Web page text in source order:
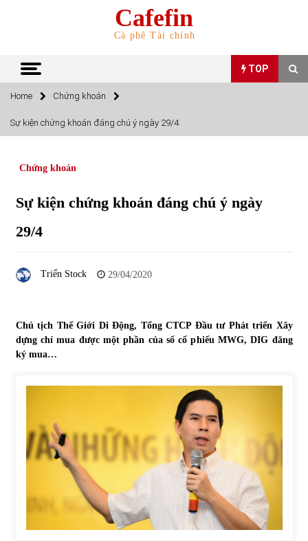
Cafefin
Cà phê Tài chính
TOP
TOP
Top 10 mặt hàng Việt Nam nhập khẩu nhiều nhất tháng
Top 10 mặt hàng Việt Nam xuất khẩu nhiều nhất tháng
Tự doanh ngày 3.6.2022: CTCK mua ròng 28,7 tỷ đồng
Top 10 tỷ phú giàu nhất thế giới – Bảng xếp hạng 2022
Bất ổn từ các cuộc đấu giá đất ở Thanh Hoá
31/05/2022
Tiền gửi vào ngân hàng tiếp tục tăng mạnh
Home Chứng khoán
Sự kiện chứng khoán đáng chú ý ngày 29/4
Chứng khoán
Sự kiện chứng khoán đáng chú ý ngày
29/4
Triển Stock 29/04/2020
Chủ tịch Thế Giới Di Động, Tổng CTCP Đầu tư Phát triển Xây
dựng chỉ mua được một phần của số cố phiếu MWG, DIG đăng
ký mua…